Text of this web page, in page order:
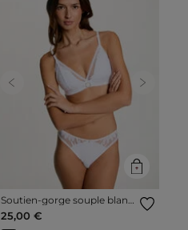
Previous Next
Soutien-gorge souple blanc
femme
25,00 €